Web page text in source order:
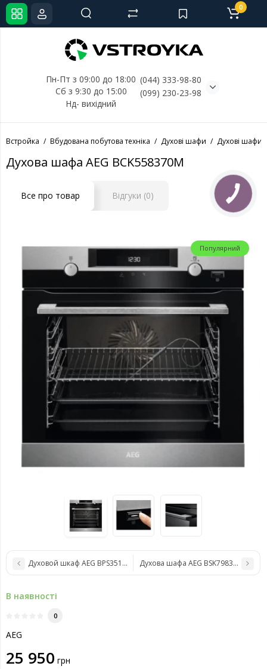
Пн-Пт з 09:00 до 18:00
Сб з 9:30 до 15:00
Нд- вихідний
(044) 333-98-80
(099) 230-23-98
0
Встройка Вбудована побутова техніка Духові шафи Духові шафи
Духова шафа AEG BCK558370M
Все про товар Відгуки (0)
Популярний
Духовой шкаф AEG BPS351120MДухова шафа AEG BSK798380M
В наявності
0
AEG
25 950 грн